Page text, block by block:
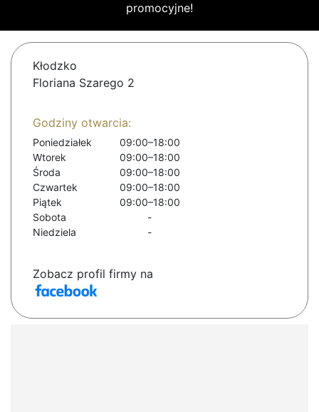
promocyjne!
Kłodzko
Floriana Szarego 2
Godziny otwarcia:
Poniedziałek
09:00–18:00
Wtorek
09:00–18:00
Środa
09:00–18:00
Czwartek
09:00–18:00
Piątek
09:00–18:00
Sobota
-
Niedziela
-
Zobacz profil firmy na